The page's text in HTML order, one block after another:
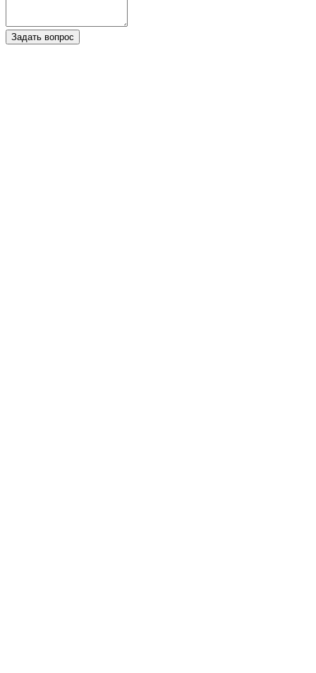
Задать вопрос